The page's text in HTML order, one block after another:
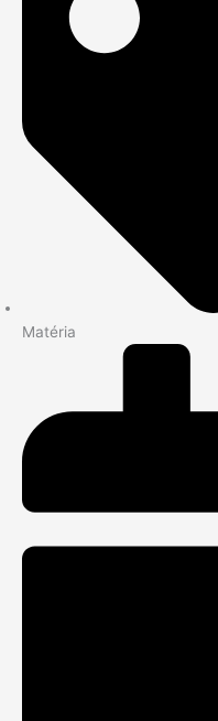
Matéria